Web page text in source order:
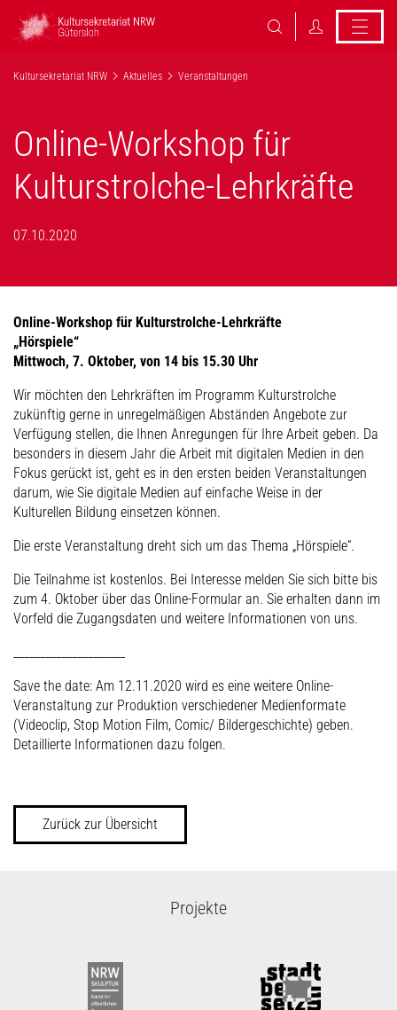
Kultursekretariat NRW Aktuelles Veranstaltungen
Online-Workshop für
Kulturstrolche-Lehrkräfte
07.10.2020
Online-Workshop für Kulturstrolche-Lehrkräfte
„Hörspiele“
Mittwoch, 7. Oktober, von 14 bis 15.30 Uhr
Wir möchten den Lehrkräften im Programm Kulturstrolche
zukünftig gerne in unregelmäßigen Abständen Angebote zur
Verfügung stellen, die Ihnen Anregungen für Ihre Arbeit geben. Da
besonders in diesem Jahr die Arbeit mit digitalen Medien in den
Fokus gerückt ist, geht es in den ersten beiden Veranstaltungen
darum, wie Sie digitale Medien auf einfache Weise in der
Kulturellen Bildung einsetzen können.
Die erste Veranstaltung dreht sich um das Thema „Hörspiele“.
Die Teilnahme ist kostenlos. Bei Interesse melden Sie sich bitte bis
zum 4. Oktober über das Online-Formular an. Sie erhalten dann im
Vorfeld die Zugangsdaten und weitere Informationen von uns.
Save the date: Am 12.11.2020 wird es eine weitere Online-
Veranstaltung zur Produktion verschiedener Medienformate
(Videoclip, Stop Motion Film, Comic/ Bildergeschichte) geben.
Detaillierte Informationen dazu folgen.
Zurück zur Übersicht
Projekte